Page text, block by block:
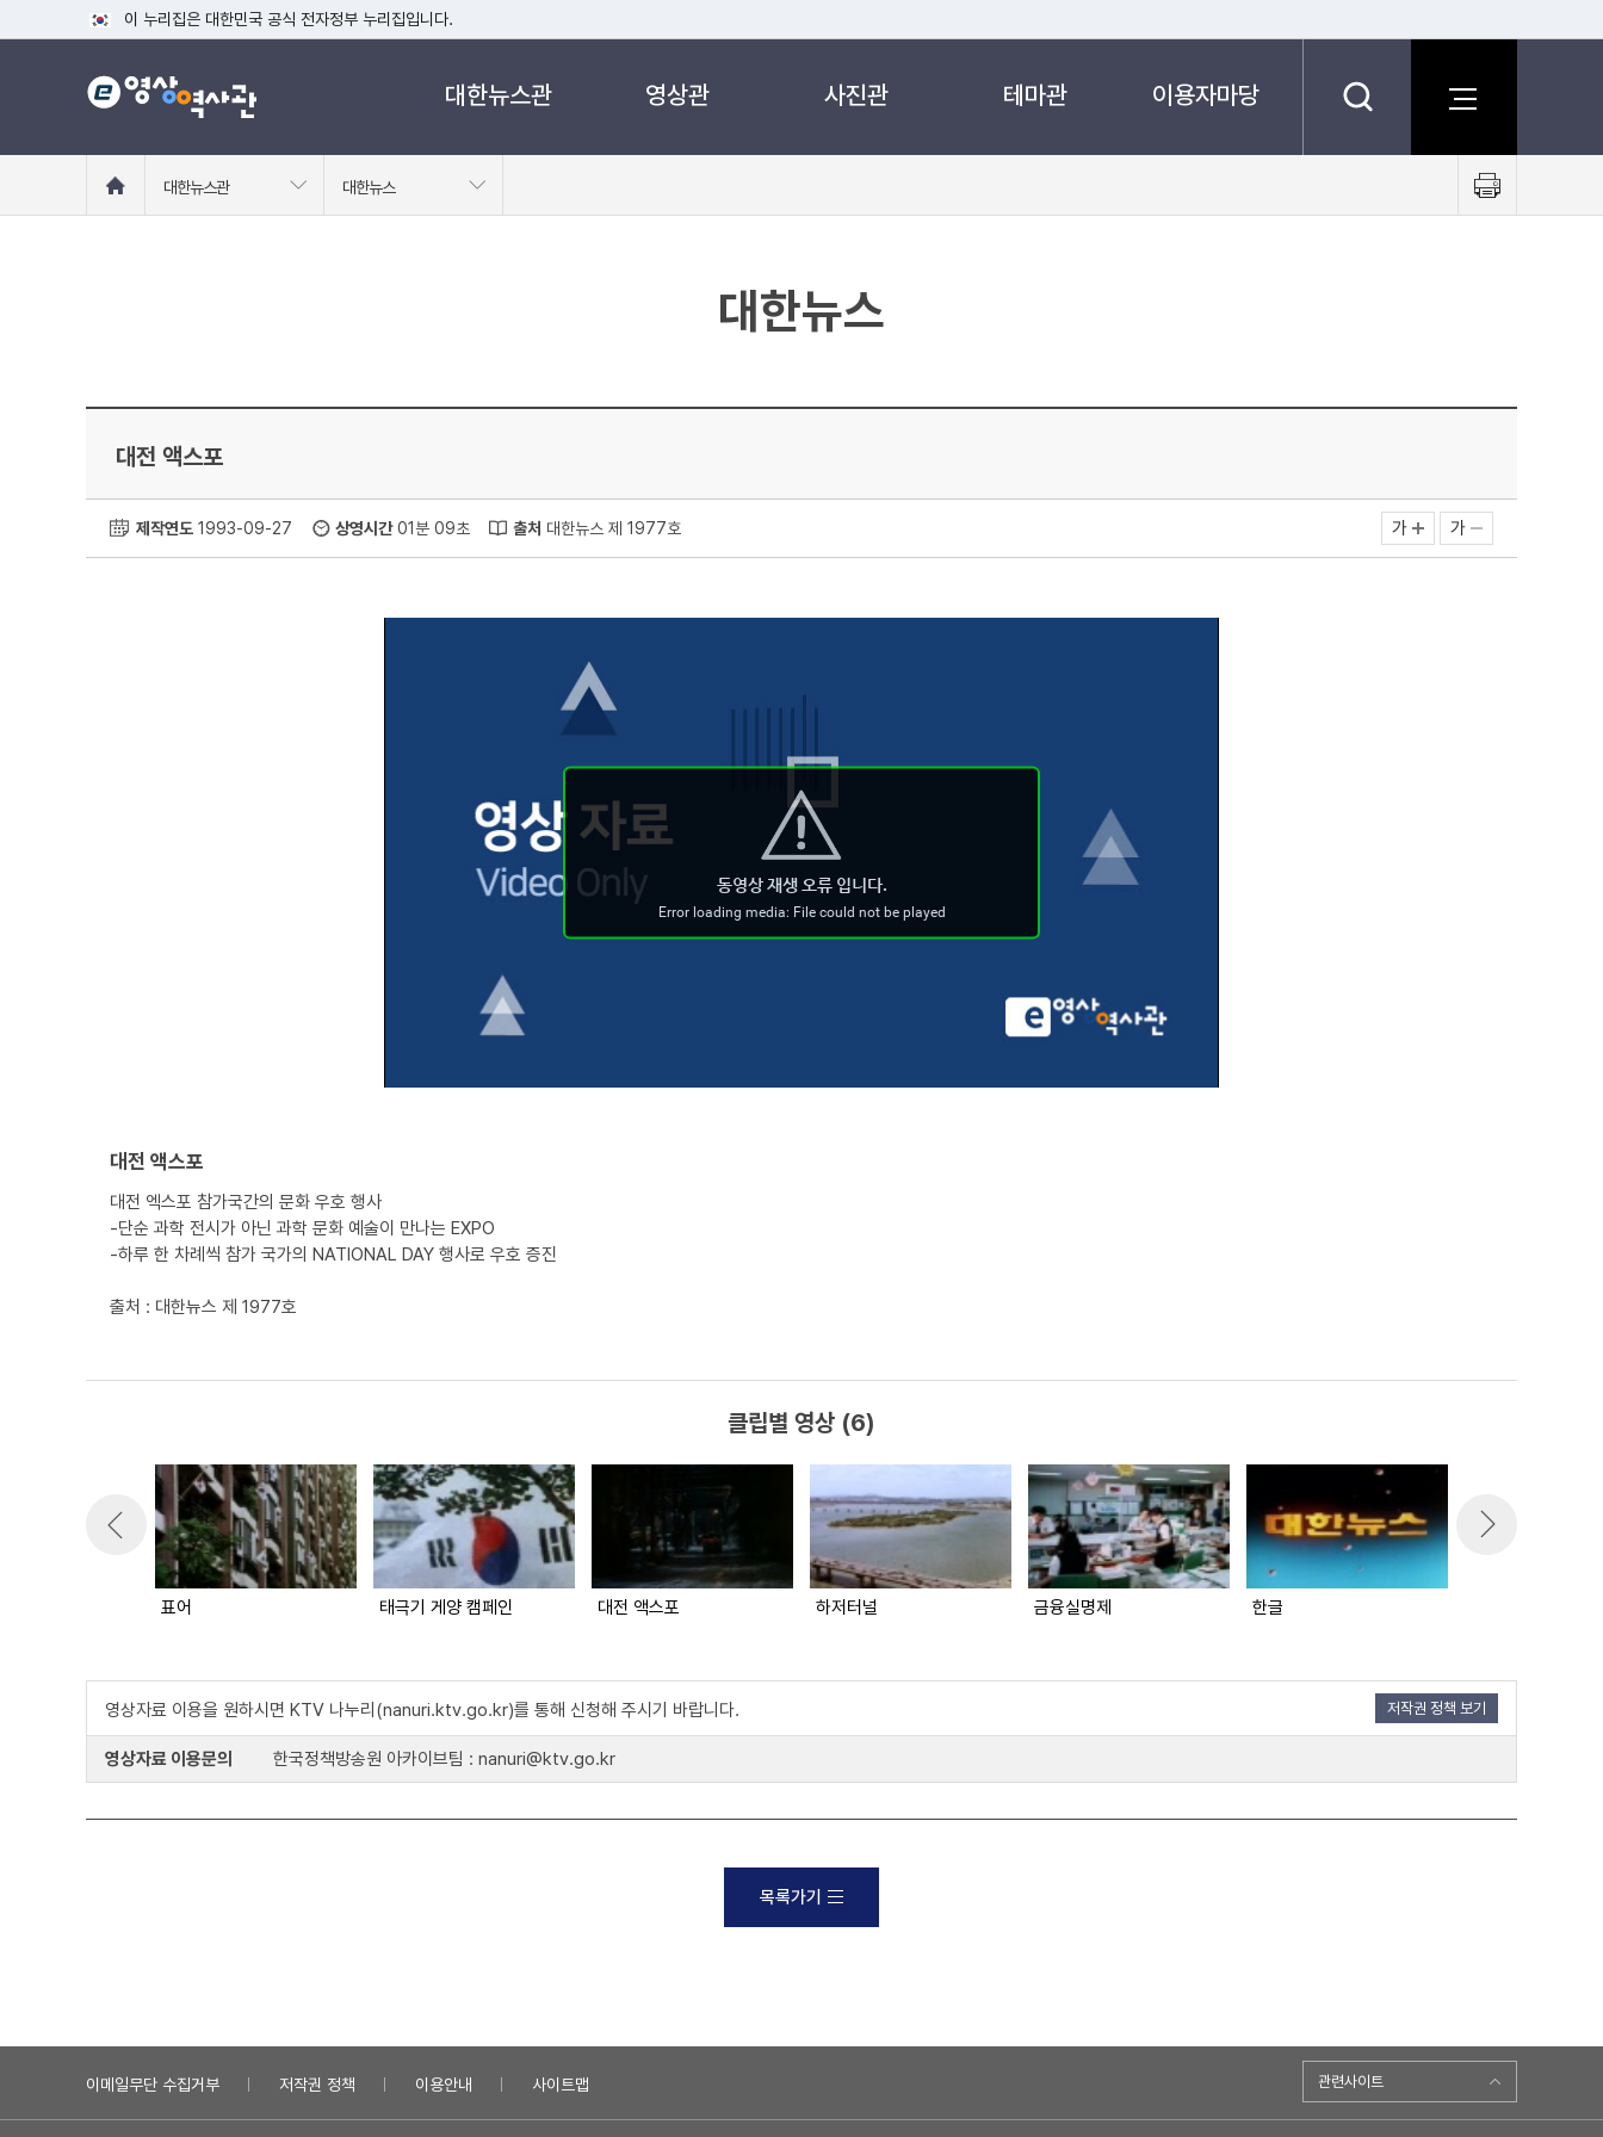
이 누리집은 대한민국 공식 전자정부 누리집입니다.
공식 누리집 주소 확인하기
go.kr 주소를 사용하는 누리집은 대한민국 정부기관이 관리하는 누리집입니다.
대한뉴스관 영상관 사진관 테마관 이용자마당
로
대한뉴스관 대한뉴스
트
대한뉴스
대전 액스포
제작연도 1993-09-27 상영시간01분 09초 출처 대한뉴스 제 1977호 가 가
대전 액스포
대전 엑스포 참가국간의 문화 우호 행사
-단순 과학 전시가 아닌 과학 문화 예술이 만나는 EXPO
-하루 한 차례씩 참가 국가의 NATIONAL DAY 행사로 우호 증진
출처 : 대한뉴스 제 1977호
클립별 영상 (6)
표어 태극기 게양 캠페인 대전 액스포 하저터널 금융실명제 한글
영상자료 이용을 원하시면 KTV 나누리(nanuri.ktv.go.kr)를 통해 신청해 주시기 바랍니다. 저작권 정책 보기
영상자료 이용문의 한국정책방송원 아카이브팀 : nanuri@ktv.go.kr
목록가기
이메일무단 수집거부 저작권 정책 이용안내 사이트맵 관련사이트